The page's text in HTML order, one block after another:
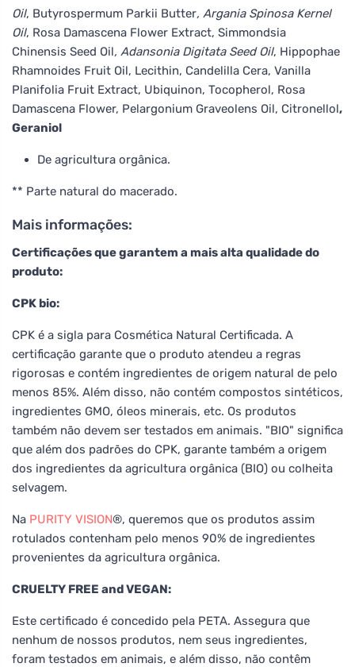
Oil, Butyrospermum Parkii Butter, Argania Spinosa Kernel
Oil, Rosa Damascena Flower Extract, Simmondsia
Chinensis Seed Oil, Adansonia Digitata Seed Oil, Hippophae
Rhamnoides Fruit Oil, Lecithin, Candelilla Cera, Vanilla
Planifolia Fruit Extract, Ubiquinon, Tocopherol, Rosa
Damascena Flower, Pelargonium Graveolens Oil, Citronellol,
Geraniol
De agricultura orgânica.
** Parte natural do macerado.
Mais informações:
Certificações que garantem a mais alta qualidade do
produto:
CPK bio:
CPK é a sigla para Cosmética Natural Certificada. A
certificação garante que o produto atendeu a regras
rigorosas e contém ingredientes de origem natural de pelo
menos 85%. Além disso, não contém compostos sintéticos,
ingredientes GMO, óleos minerais, etc. Os produtos
também não devem ser testados em animais. "BIO" significa
que além dos padrões do CPK, garante também a origem
dos ingredientes da agricultura orgânica (BIO) ou colheita
selvagem.
Na PURITY VISION®, queremos que os produtos assim
rotulados contenham pelo menos 90% de ingredientes
provenientes da agricultura orgânica.
CRUELTY FREE and VEGAN:
Este certificado é concedido pela PETA. Assegura que
nenhum de nossos produtos, nem seus ingredientes,
foram testados em animais, e além disso, não contêm